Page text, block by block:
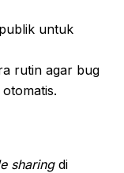
untuk
rutin agar bug
sharingdi